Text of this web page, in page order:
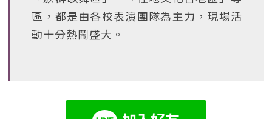
區，都是由各校表演團隊為主力，現場活
動十分熱鬧盛大。